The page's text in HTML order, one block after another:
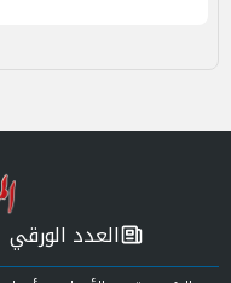
العدد الورقي